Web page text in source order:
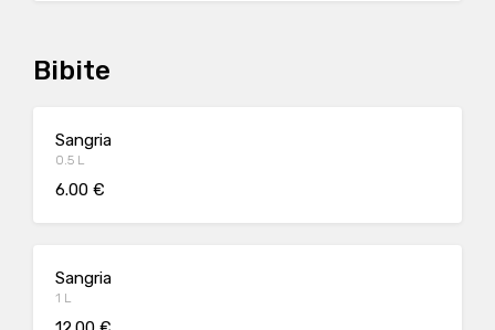
Bibite
Sangria
0.5 L
6.00 €
Sangria
1 L